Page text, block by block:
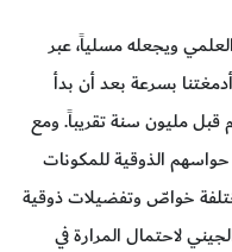
ويجعله مسلياً، عبر
بسرعة بعد أن بدأ
قبل مليون سنة تقريباً. ومع
حواسهم الذوقية للمكونات
خواصّ وتفضيلات ذوقية
لاحتمال المرارة في